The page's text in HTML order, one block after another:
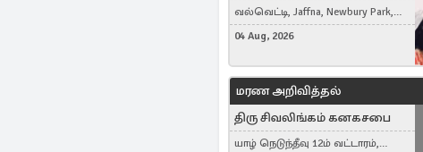
வல்வெட்டி, Jaffna, Newbury Park,
United Kingdom
04 Aug, 2026
மரண அறிவித்தல்
திரு சிவலிங்கம் கனகசபை
யாழ் நெடுந்தீவு 12ம் வட்டாரம்,